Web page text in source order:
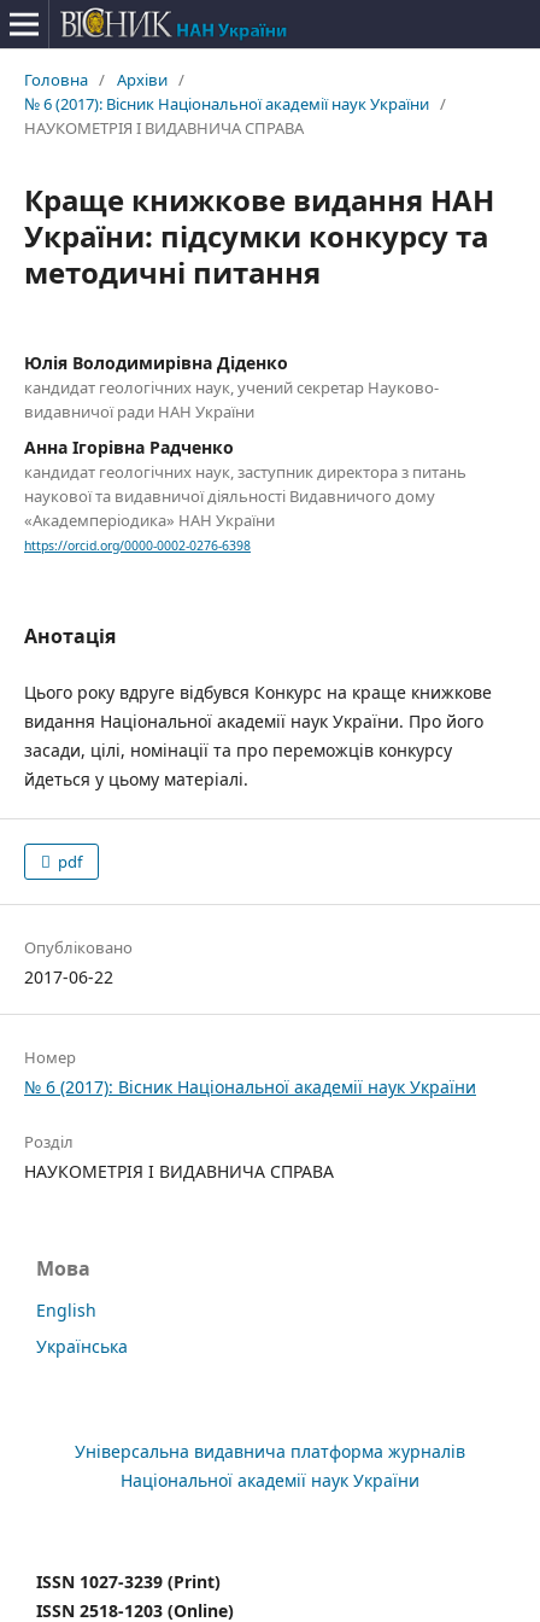
Головна / Архіви /
№ 6 (2017): Вісник Національної академії наук України /
НАУКОМЕТРІЯ І ВИДАВНИЧА СПРАВА
Краще книжкове видання НАН
України: підсумки конкурсу та
методичні питання
Юлія Володимирівна Діденко
кандидат геологічних наук, учений секретар Науково-
видавничої ради НАН України
Анна Ігорівна Радченко
кандидат геологічних наук, заступник директора з питань
наукової та видавничої діяльності Видавничого дому
«Академперіодика» НАН України
https://orcid.org/0000-0002-0276-6398
Анотація
Цього року вдруге відбувся Конкурс на краще книжкове
видання Національної академії наук України. Про його
засади, цілі, номінації та про переможців конкурсу
йдеться у цьому матеріалі.
pdf
Опубліковано
2017-06-22
Номер
№ 6 (2017): Вісник Національної академії наук України
Розділ
НАУКОМЕТРІЯ І ВИДАВНИЧА СПРАВА
Мова
English
Українська
Універсальна видавнича платформа журналів
Національної академії наук України
ISSN 1027-3239 (Print)
ISSN 2518-1203 (Online)